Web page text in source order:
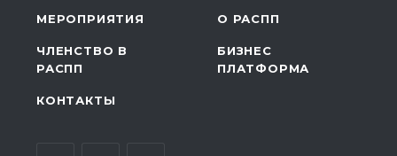
МЕРОПРИЯТИЯ О РАСПП
ЧЛЕНСТВО В
РАСПП
БИЗНЕС
ПЛАТФОРМА
КОНТАКТЫ